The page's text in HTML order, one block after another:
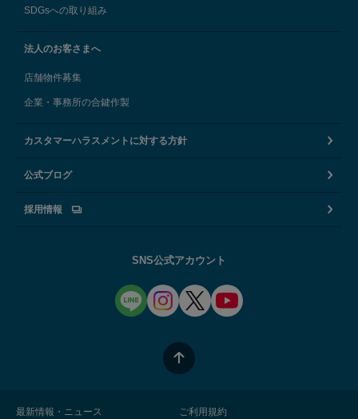
SDGsへの取り組み
法人のお客さまへ
店舗物件募集
企業・事務所の合鍵作製
カスタマーハラスメントに対する方針
公式ブログ
採用情報
SNS公式アカウント
最新情報・ニュース ご利用規約